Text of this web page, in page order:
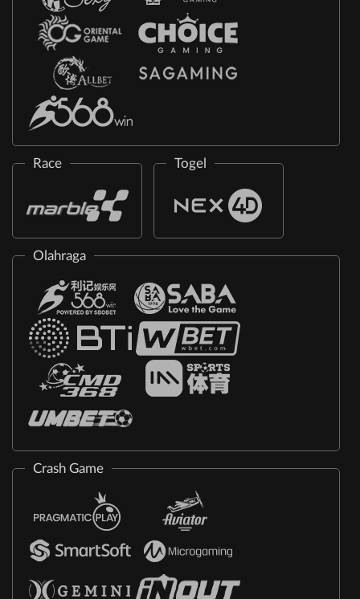
Race Togel
Olahraga
Crash Game